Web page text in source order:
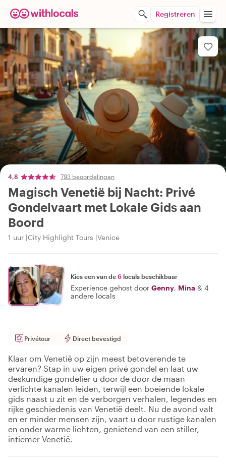
Registreren
4,8 793 beoordelingen
Magisch Venetië bij Nacht: Privé
Gondelvaart met Lokale Gids aan
Boord
1 uur City Highlight Tours Venice
Kies een van de 6 locals beschikbaar
Experience gehost door Genny, Mina & 4
andere locals
Privétour Direct bevestigd
Klaar om Venetië op zijn meest betoverende te
ervaren? Stap in uw eigen privé gondel en laat uw
deskundige gondelier u door de door de maan
verlichte kanalen leiden, terwijl een boeiende lokale
gids naast u zit en de verborgen verhalen, legendes en
rijke geschiedenis van Venetië deelt. Nu de avond valt
en er minder mensen zijn, vaart u door rustige kanalen
en onder warme lichten, genietend van een stiller,
intiemer Venetië.